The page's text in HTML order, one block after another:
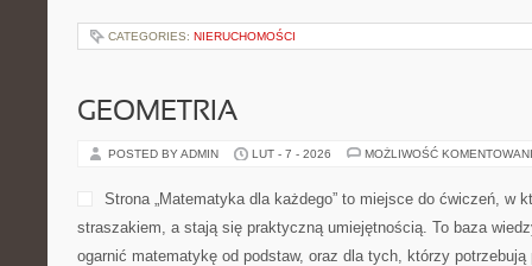
CATEGORIES: NIERUCHOMOŚCI
GEOMETRIA
POSTED BY ADMIN LUT - 7 - 2026 MOŻLIWOŚĆ
Strona „Matematyka dla każdego” to miejsce do ćwiczeń, w
straszakiem, a stają się praktyczną umiejętnością. To baza
ogarnić matematykę od podstaw, oraz dla tych, którzy